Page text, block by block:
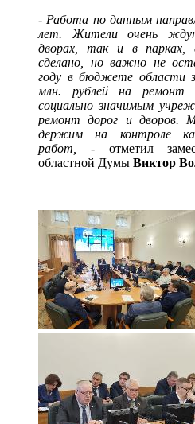
- Работа по данным
лет. Жители очень
дворах, так и в парках,
сделано, но важно не
году в бюджете области
млн. рублей на ремонт
социально значимым
ремонт дорог и дворов.
держим на контроле
работ,
- отметил
областной Думы Виктор